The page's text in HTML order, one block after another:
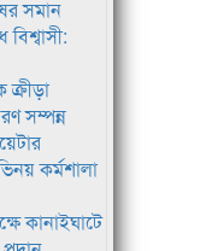
সমান
ক্রীড়া
সম্পন্ন
কর্মশালা
কানাইঘাটে